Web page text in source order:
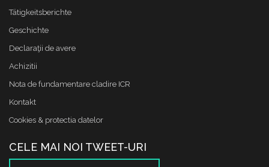
Tätigkeitsberichte
Geschichte
Declaraţii de avere
Achizitii
Nota de fundamentare cladire ICR
Kontakt
Cookies & protectia datelor
CELE MAI NOI TWEET-URI